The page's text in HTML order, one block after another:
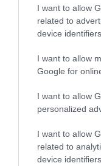
I want to allow
related to
device
I want to allow
Google for
I want to allow
personalized
I want to allow
related to
device
föld” Nemzeti Park
városkáival, a
halászfalukkal.
Folytatjuk…
Megosztás:
Címkék:
nyaralás ,ajánló,